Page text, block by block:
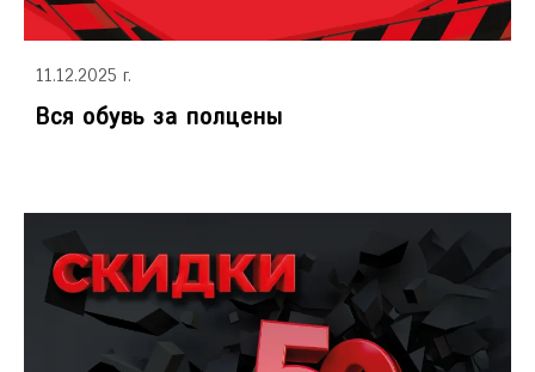
11.12.2025 г.
Вся обувь за полцены